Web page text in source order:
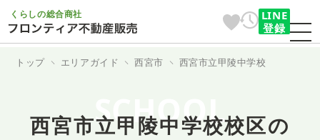
くらしの総合商社
LINE
登録
トップ エリアガイド 西宮市 西宮市立甲陵中学校
SCHOOL
西宮市立甲陵中学校校区の